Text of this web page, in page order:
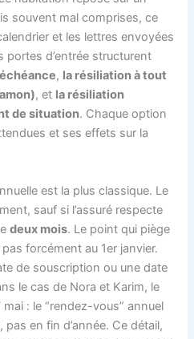
souvent mal comprises, ce
et les lettres envoyées
portes d’entrée structurent
, la résiliation à tout
, et la résiliation
de situation. Chaque option
et ses effets sur la
est la plus classique. Le
sauf si l’assuré respecte
deux mois. Le point qui piège
forcément au 1er janvier.
de souscription ou une date
le cas de Nora et Karim, le
: le “rendez-vous” annuel
en fin d’année. Ce détail,